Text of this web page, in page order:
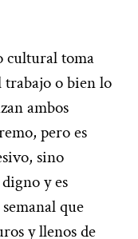
cultural toma
trabajo o bien lo
ambos
pero es
sino
y es
que
y llenos de